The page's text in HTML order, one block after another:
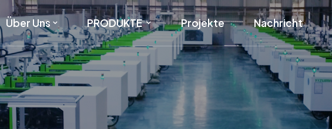
Über Uns PRODUKTE Projekte Nachricht